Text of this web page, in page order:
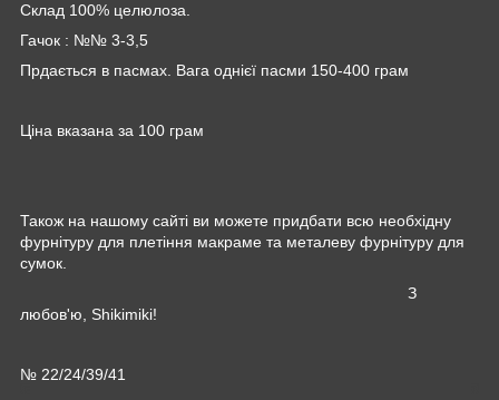
Склад 100% целюлоза.
Гачок : №№ 3-3,5
Прдається в пасмах. Вага однієї пасми 150-400 грам
Ціна вказана за 100 грам
Також на нашому сайті ви можете придбати всю необхідну
фурнітуру для плетіння макраме та металеву фурнітуру для
сумок.
З
любов'ю, Shikimiki!
№ 22/24/39/41